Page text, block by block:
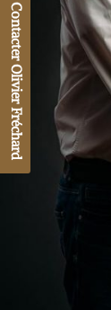
Contacter Olivier Fréchard